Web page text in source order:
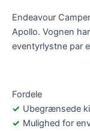
Endeavour
Apollo. Vognen
eventyrlystne par
Fordele
Ubegrænsede
Mulighed for